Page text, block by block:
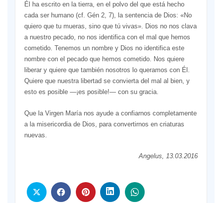
Él ha escrito en la tierra, en el polvo del que está hecho
cada ser humano (cf. Gén 2, 7), la sentencia de Dios: «No
quiero que tu mueras, sino que tú vivas». Dios no nos clava
a nuestro pecado, no nos identifica con el mal que hemos
cometido. Tenemos un nombre y Dios no identifica este
nombre con el pecado que hemos cometido. Nos quiere
liberar y quiere que también nosotros lo queramos con Él.
Quiere que nuestra libertad se convierta del mal al bien, y
esto es posible —¡es posible!— con su gracia.
Que la Virgen María nos ayude a confiarnos completamente
a la misericordia de Dios, para convertirnos en criaturas
nuevas.
Angelus, 13.03.2016